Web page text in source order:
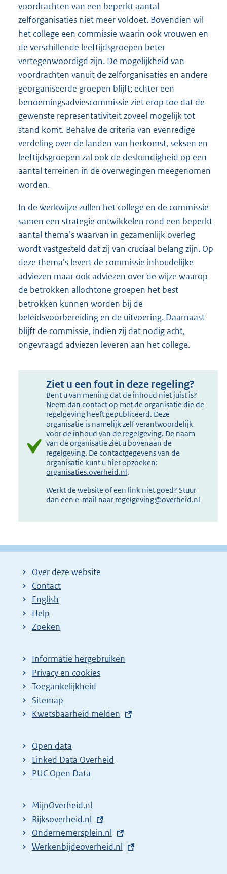
voordrachten van een beperkt aantal
zelforganisaties niet meer voldoet. Bovendien wil
het college een commissie waarin ook vrouwen en
de verschillende leeftijdsgroepen beter
vertegenwoordigd zijn. De mogelijkheid van
voordrachten vanuit de zelforganisaties en andere
georganiseerde groepen blijft; echter een
benoemingsadviescommissie ziet erop toe dat de
gewenste representativiteit zoveel mogelijk tot
stand komt. Behalve de criteria van evenredige
verdeling over de landen van herkomst, seksen en
leeftijdsgroepen zal ook de deskundigheid op een
aantal terreinen in de overwegingen meegenomen
worden.
In de werkwijze zullen het college en de commissie
samen een strategie ontwikkelen rond een beperkt
aantal thema’s waarvan in gezamenlijk overleg
wordt vastgesteld dat zij van cruciaal belang zijn. Op
deze thema’s levert de commissie inhoudelijke
adviezen maar ook adviezen over de wijze waarop
de betrokken allochtone groepen het best
betrokken kunnen worden bij de
beleidsvoorbereiding en de uitvoering. Daarnaast
blijft de commissie, indien zij dat nodig acht,
ongevraagd adviezen leveren aan het college.
Ziet u een fout in deze regeling?
Bent u van mening dat de inhoud niet juist is?
Neem dan contact op met de organisatie die de
regelgeving heeft gepubliceerd. Deze
organisatie is namelijk zelf verantwoordelijk
voor de inhoud van de regelgeving. De naam
van de organisatie ziet u bovenaan de
regelgeving. De contactgegevens van de
organisatie kunt u hier opzoeken:
organisaties.overheid.nl.
Werkt de website of een link niet goed? Stuur
dan een e-mail naar regelgeving@overheid.nl
Over deze website
Contact
English
Help
Zoeken
Informatie hergebruiken
Privacy en cookies
Toegankelijkheid
Sitemap
E
t
e
r
l
i
n
k
Kwetsbaarheid melden
Open data
Linked Data Overheid
PUC Open Data
MijnOverheid.nl
E
x
t
Rijksoverheid.nl
E
x
Ondernemersplein.nl
E
Werkenbijdeoverheid.nl